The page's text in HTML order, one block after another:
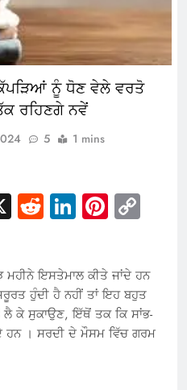
ਨੂੰ ਧੋਣ ਵੇਲੇ ਵਰਤੋ
ਰਹਿਣਗੇ ਨਵੇਂ
5 1 mins
X RedditLinkedIn
ਇਸਤੇਮਾਲ ਕੀਤੇ ਜਾਂਦੇ ਹਨ
ਹੁੰਦੀ ਹੈ ਨਹੀਂ ਤਾਂ ਇਹ ਬਹੁਤ
ਕੇ ਸੁਕਾਉਣ, ਇੱਥੋਂ ਤਕ ਕਿ ਸਾਂਭ-
ਹਨ । ਸਰਦੀ ਦੇ ਮੌਸਮ ਵਿੱਚ ਗਰਮ